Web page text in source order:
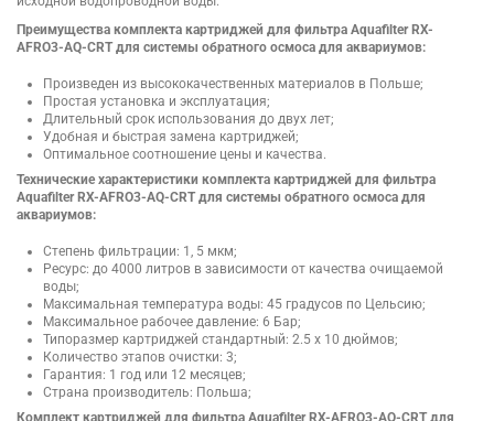
Преимущества комплекта картриджей для фильтра Aquafilter RX-
AFRO3-AQ-CRT для системы обратного осмоса для аквариумов:
Произведен из высококачественных материалов в Польше;
Простая установка и эксплуатация;
Длительный срок использования до двух лет;
Удобная и быстрая замена картриджей;
Оптимальное соотношение цены и качества.
Технические характеристики комплекта картриджей для фильтра
Aquafilter RX-AFRO3-AQ-CRT для системы обратного осмоса для
аквариумов:
Степень фильтрации: 1, 5 мкм;
Ресурс: до 4000 литров в зависимости от качества очищаемой
воды;
Максимальная температура воды: 45 градусов по Цельсию;
Максимальное рабочее давление: 6 Бар;
Типоразмер картриджей стандартный: 2.5 х 10 дюймов;
Количество этапов очистки: 3;
Гарантия: 1 год или 12 месяцев;
Страна производитель: Польша;
Комплект картриджей для фильтра Aquafilter RX-AFRO3-AQ-CRT для